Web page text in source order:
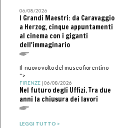
06/08/2026
I Grandi Maestri: da Caravaggio
a Herzog, cinque appuntamenti
al cinema con i giganti
dell'immaginario
Il nuovo volto del museo fiorentino
">
FIRENZE| 06/08/2026
Nel futuro degli Uffizi. Tra due
anni la chiusura dei lavori
LEGGI TUTTO >